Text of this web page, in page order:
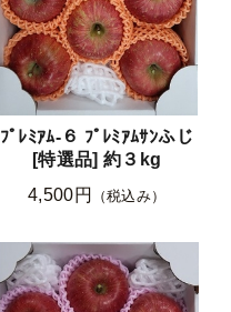
ﾌﾟﾚﾐｱﾑ-６ ﾌﾟﾚﾐｱﾑｻﾝふじ
[特選品] 約３kg
4,500円
（税込み）